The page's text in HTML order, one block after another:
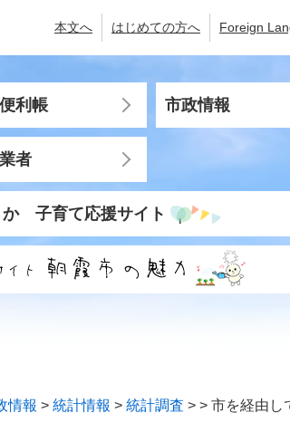
本文へ はじめての方へ Foreign
利帳 市政情報
者
か 子育て応援サイト
情報 > 統計情報 > 統計調査 > > 市を経由し